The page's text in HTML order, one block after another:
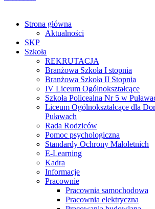
Strona główna
Aktualności
SKP
Szkoła
REKRUTACJA
Branżowa Szkoła I stopnia
Branżowa Szkoła II Stopnia
IV Liceum Ogólnokształcące
Szkoła Policealna Nr 5 w
Liceum Ogólnokształcące dla
Puławach
Rada Rodziców
Pomoc psychologiczna
Standardy Ochrony Małoletnich
E-Learning
Kadra
Informacje
Pracownie
Pracownia samochodowa
Pracownia elektryczna